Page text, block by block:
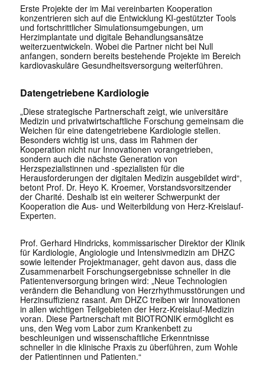
Erste Projekte der im Mai vereinbarten Kooperation
konzentrieren sich auf die Entwicklung KI-gestützter Tools
und fortschrittlicher Simulationsumgebungen, um
Herzimplantate und digitale Behandlungsansätze
weiterzuentwickeln. Wobei die Partner nicht bei Null
anfangen, sondern bereits bestehende Projekte im Bereich
kardiovaskuläre Gesundheitsversorgung weiterführen.
Datengetriebene Kardiologie
„Diese strategische Partnerschaft zeigt, wie universitäre
Medizin und privatwirtschaftliche Forschung gemeinsam die
Weichen für eine datengetriebene Kardiologie stellen.
Besonders wichtig ist uns, dass im Rahmen der
Kooperation nicht nur Innovationen vorangetrieben,
sondern auch die nächste Generation von
Herzspezialistinnen und -spezialisten für die
Herausforderungen der digitalen Medizin ausgebildet wird“,
betont Prof. Dr. Heyo K. Kroemer, Vorstandsvorsitzender
der Charité. Deshalb ist ein weiterer Schwerpunkt der
Kooperation die Aus- und Weiterbildung von Herz-Kreislauf-
Experten.
Prof. Gerhard Hindricks, kommissarischer Direktor der Klinik
für Kardiologie, Angiologie und Intensivmedizin am DHZC
sowie leitender Projektmanager, geht davon aus, dass die
Zusammenarbeit Forschungsergebnisse schneller in die
Patientenversorgung bringen wird: „Neue Technologien
verändern die Behandlung von Herzrhythmusstörungen und
Herzinsuffizienz rasant. Am DHZC treiben wir Innovationen
in allen wichtigen Teilgebieten der Herz-Kreislauf-Medizin
voran. Diese Partnerschaft mit BIOTRONIK ermöglicht es
uns, den Weg vom Labor zum Krankenbett zu
beschleunigen und wissenschaftliche Erkenntnisse
schneller in die klinische Praxis zu überführen, zum Wohle
der Patientinnen und Patienten.“